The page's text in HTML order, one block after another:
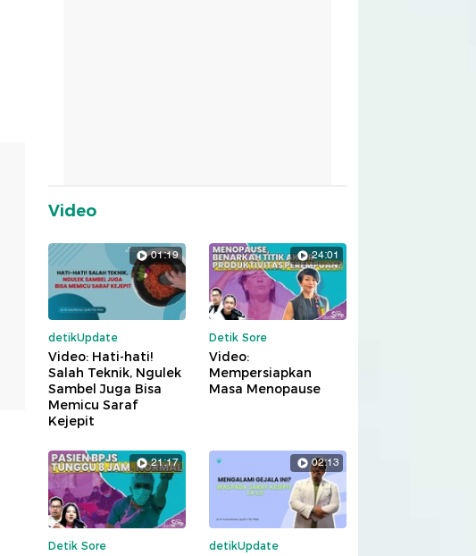
Video
01:19
detikUpdate
Video: Hati-hati!
Salah Teknik, Ngulek
Sambel Juga Bisa
Memicu Saraf
Kejepit
24:01
Detik Sore
Video:
Mempersiapkan
Masa Menopause
21:17
Detik Sore
02:13
detikUpdate